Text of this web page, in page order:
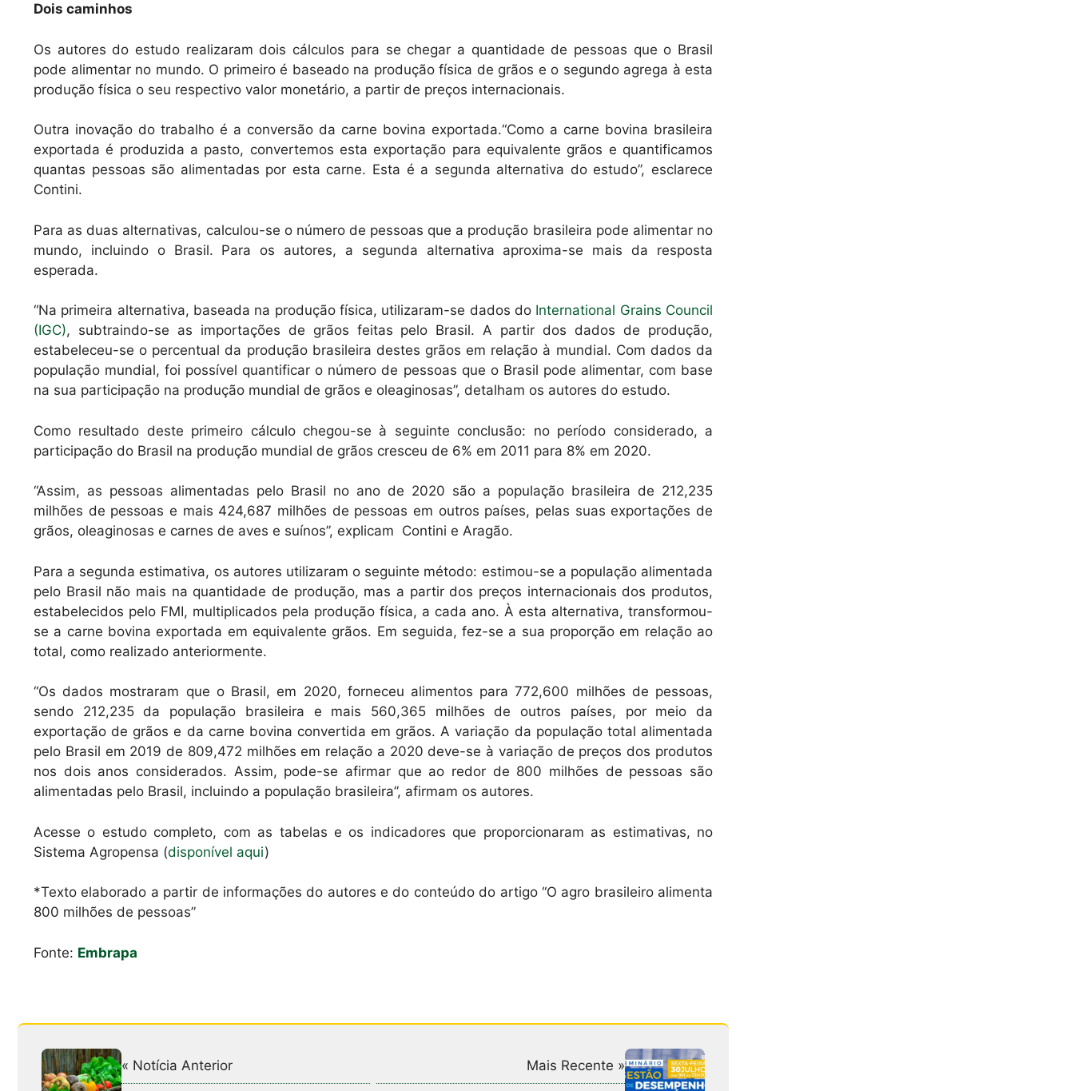
Dois caminhos
Os autores do estudo realizaram dois cálculos para se chegar a quantidade de pessoas que o Brasil
pode alimentar no mundo. O primeiro é baseado na produção física de grãos e o segundo agrega à esta
produção física o seu respectivo valor monetário, a partir de preços internacionais.
Outra inovação do trabalho é a conversão da carne bovina exportada.“Como a carne bovina brasileira
exportada é produzida a pasto, convertemos esta exportação para equivalente grãos e quantificamos
quantas pessoas são alimentadas por esta carne. Esta é a segunda alternativa do estudo”, esclarece
Contini.
Para as duas alternativas, calculou-se o número de pessoas que a produção brasileira pode alimentar no
mundo, incluindo o Brasil. Para os autores, a segunda alternativa aproxima-se mais da resposta
esperada.
“Na primeira alternativa, baseada na produção física, utilizaram-se dados do International Grains Council
(IGC), subtraindo-se as importações de grãos feitas pelo Brasil. A partir dos dados de produção,
estabeleceu-se o percentual da produção brasileira destes grãos em relação à mundial. Com dados da
população mundial, foi possível quantificar o número de pessoas que o Brasil pode alimentar, com base
na sua participação na produção mundial de grãos e oleaginosas”, detalham os autores do estudo.
Como resultado deste primeiro cálculo chegou-se à seguinte conclusão: no período considerado, a
participação do Brasil na produção mundial de grãos cresceu de 6% em 2011 para 8% em 2020.
“Assim, as pessoas alimentadas pelo Brasil no ano de 2020 são a população brasileira de 212,235
milhões de pessoas e mais 424,687 milhões de pessoas em outros países, pelas suas exportações de
grãos, oleaginosas e carnes de aves e suínos”, explicam Contini e Aragão.
Para a segunda estimativa, os autores utilizaram o seguinte método: estimou-se a população alimentada
pelo Brasil não mais na quantidade de produção, mas a partir dos preços internacionais dos produtos,
estabelecidos pelo FMI, multiplicados pela produção física, a cada ano. À esta alternativa, transformou-
se a carne bovina exportada em equivalente grãos. Em seguida, fez-se a sua proporção em relação ao
total, como realizado anteriormente.
“Os dados mostraram que o Brasil, em 2020, forneceu alimentos para 772,600 milhões de pessoas,
sendo 212,235 da população brasileira e mais 560,365 milhões de outros países, por meio da
exportação de grãos e da carne bovina convertida em grãos. A variação da população total alimentada
pelo Brasil em 2019 de 809,472 milhões em relação a 2020 deve-se à variação de preços dos produtos
nos dois anos considerados. Assim, pode-se afirmar que ao redor de 800 milhões de pessoas são
alimentadas pelo Brasil, incluindo a população brasileira”, afirmam os autores.
Acesse o estudo completo, com as tabelas e os indicadores que proporcionaram as estimativas, no
Sistema Agropensa (disponível aqui)
*Texto elaborado a partir de informações do autores e do conteúdo do artigo “O agro brasileiro alimenta
800 milhões de pessoas”
Fonte: Embrapa
« Notícia Anterior Mais Recente »